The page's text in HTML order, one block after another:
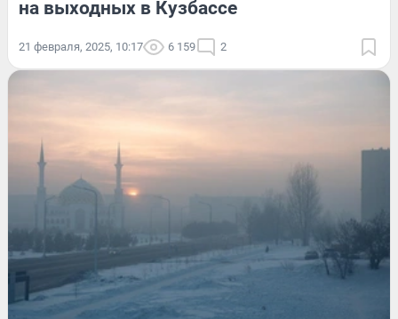
на выходных в Кузбассе
21 февраля, 2025, 10:17 6 159 2